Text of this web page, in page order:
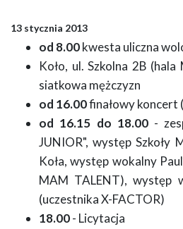
13 stycznia 2013
od 8.00kwesta uliczna
Koło, ul. Szkolna 2B (hala
siatkowa mężczyzn
od 16.00finałowy koncert
od 16.15 do 18.00-
JUNIOR", występ Szkoły
Koła, występ wokalny
MAM TALENT), występ
(uczestnika X-FACTOR)
18.00- Licytacja